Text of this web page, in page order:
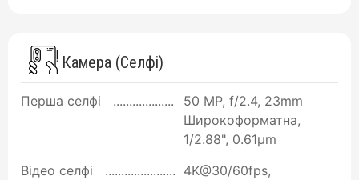
Камера (Селфі)
Перша селфі
50 MP, f/2.4, 23mm
Широкоформатна,
1/2.88", 0.61µm
Відео селфі
4K@30/60fps,